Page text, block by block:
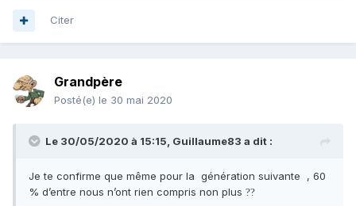
Citer
Grandpère
Posté(e) le 30 mai 2020
Le 30/05/2020 à 15:15, Guillaume83 a dit :
Je te confirme que même pour la génération suivante , 60
% d’entre nous n’ont rien compris non plus ??